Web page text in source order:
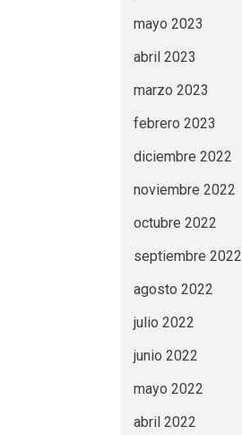
mayo 2023
abril 2023
marzo 2023
febrero 2023
diciembre 2022
noviembre 2022
octubre 2022
septiembre 2022
agosto 2022
julio 2022
junio 2022
mayo 2022
abril 2022